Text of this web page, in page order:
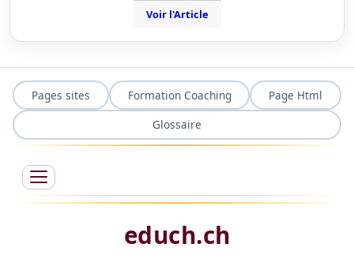
Voir l'Article
Pages sites Formation Coaching
Page Html
Glossaire
educh.ch